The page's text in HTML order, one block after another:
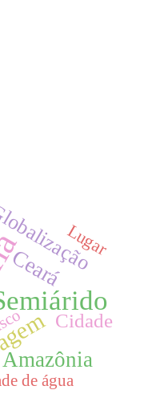
Ceará
Amazônia
Cidade
Lugar
de água